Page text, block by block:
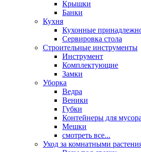
Крышки
Банки
Кухня
Кухонные
Сервировка стола
Строительные инструменты
Инструмент
Комплектующие
Замки
Уборка
Ведра
Веники
Губки
Контейнеры для мусора
Мешки
смотреть все...
Уход за комнатными